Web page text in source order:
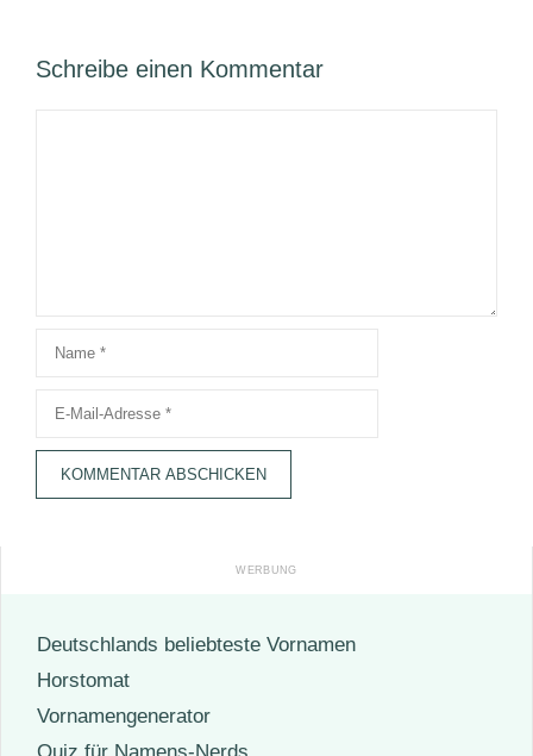
Schreibe einen Kommentar
Name
Deutschlands beliebteste Vornamen
Horstomat
Vornamengenerator
Quiz für Namens-Nerds